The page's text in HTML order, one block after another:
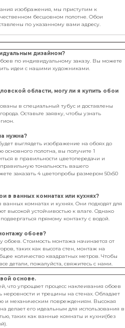
изображения, мы приступим к
бесшовном полотне. Обои
по указанному вами адресу.
дизайном?
по индивидуальному заказу. Вы можете
идеи с нашими художниками.
области, могу ли я купить обои
в специальный тубус и доставлены
Оставьте заявку, чтобы узнать
нужна?
выглядеть изображение на обоях до
основного полотна, вы получите 1
в правильности цветопередачи и
тональность вашего
заказать 4 цветопробы размером 50х50
в ванных комнатах или кухнях?
комнатах и кухнях. Они подходят для
высокой устойчивостью к влаге. Однако
прямому контакту с водой.
обоев?
Стоимость монтажа начинается от
таких как высота стен, монтаж на
количество квадратных метров. Чтобы
детали, пожалуйста, свяжитесь с нами.
основе.
что упрощает процесс наклеивания обоев
неровности и трещины на стенах. Обладает
и механическим повреждениям. Высокая
делает его идеальным для использования в
таких как ванные комнаты и кухни(без